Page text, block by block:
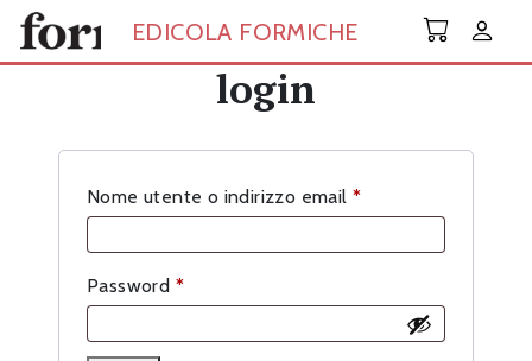
Skip to main content
EDICOLA FORMICHE
login
Nome utente o indirizzo email *Richiesto
Password *Richiesto